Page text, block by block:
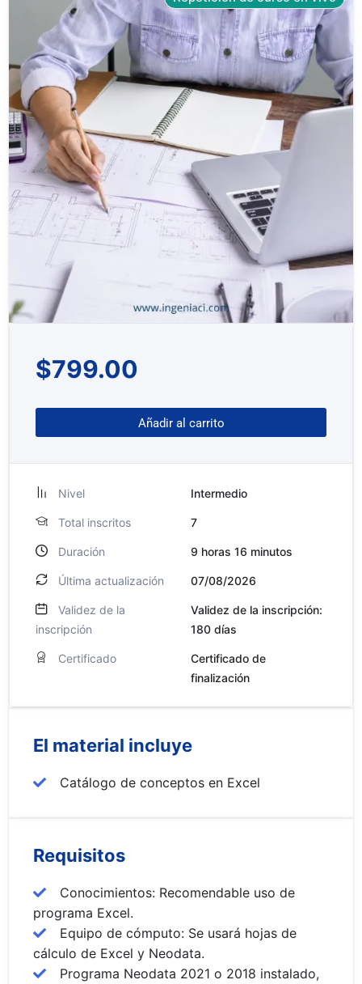
$799.00
Añadir al carrito
Nivel Intermedio
Total inscritos 7
Duración 9 horas 16 minutos
Última actualización 07/08/2026
Validez de la
inscripción
Validez de la inscripción:
180 días
Certificado
Certificado de
finalización
El material incluye
Catálogo de conceptos en Excel
Requisitos
Conocimientos: Recomendable uso de
programa Excel.
Equipo de cómputo: Se usará hojas de
cálculo de Excel y Neodata.
Programa Neodata 2021 o 2018 instalado,